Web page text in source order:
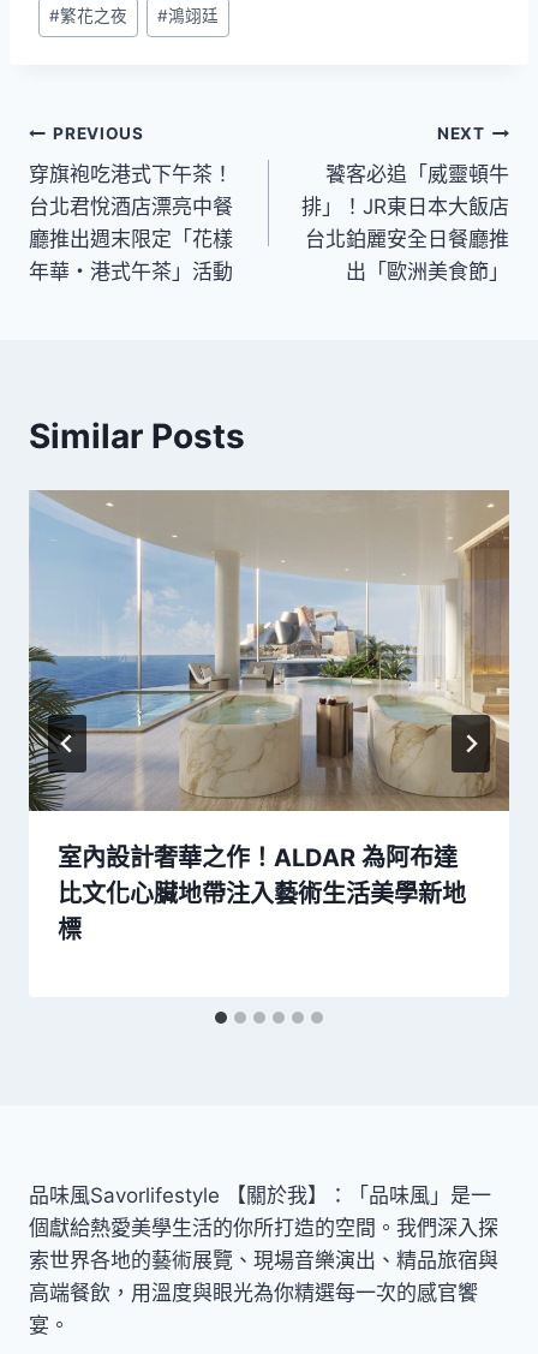
#繁花之夜 #鴻翊廷
文
章
導
覽
PREVIOUS
穿旗袍吃港式下午茶！
台北君悅酒店漂亮中餐
廳推出週末限定「花樣
年華・港式午茶」活動
NEXT
饕客必追「威靈頓牛
排」！JR東日本大飯店
台北鉑麗安全日餐廳推
出「歐洲美食節」
Similar Posts
室內設計奢華之作！ALDAR 為阿布達
比文化心臟地帶注入藝術生活美學新地
標
品味風Savorlifestyle 【關於我】：「品味風」是一
個獻給熱愛美學生活的你所打造的空間。我們深入探
索世界各地的藝術展覽、現場音樂演出、精品旅宿與
高端餐飲，用溫度與眼光為你精選每一次的感官饗
宴。